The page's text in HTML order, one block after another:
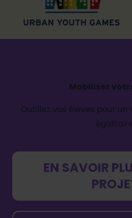
Mobilisez
Outillez vos élèves pour
EN SAVOIR